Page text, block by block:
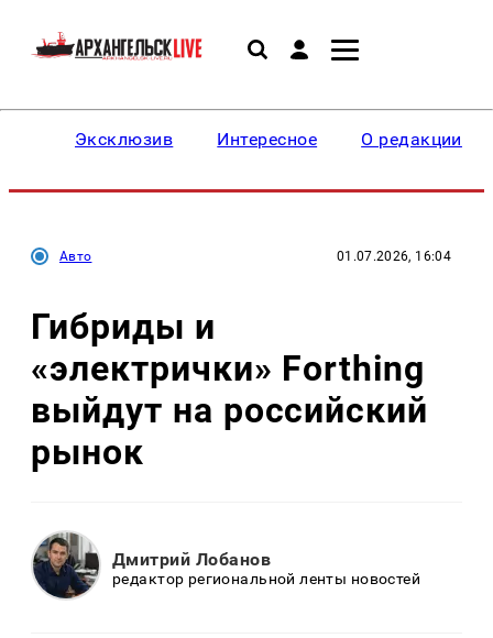
Эксклюзив Интересное О редакции
Авто 01.07.2026, 16:04
Гибриды и
«электрички» Forthing
выйдут на российский
рынок
Дмитрий Лобанов
редактор региональной ленты новостей